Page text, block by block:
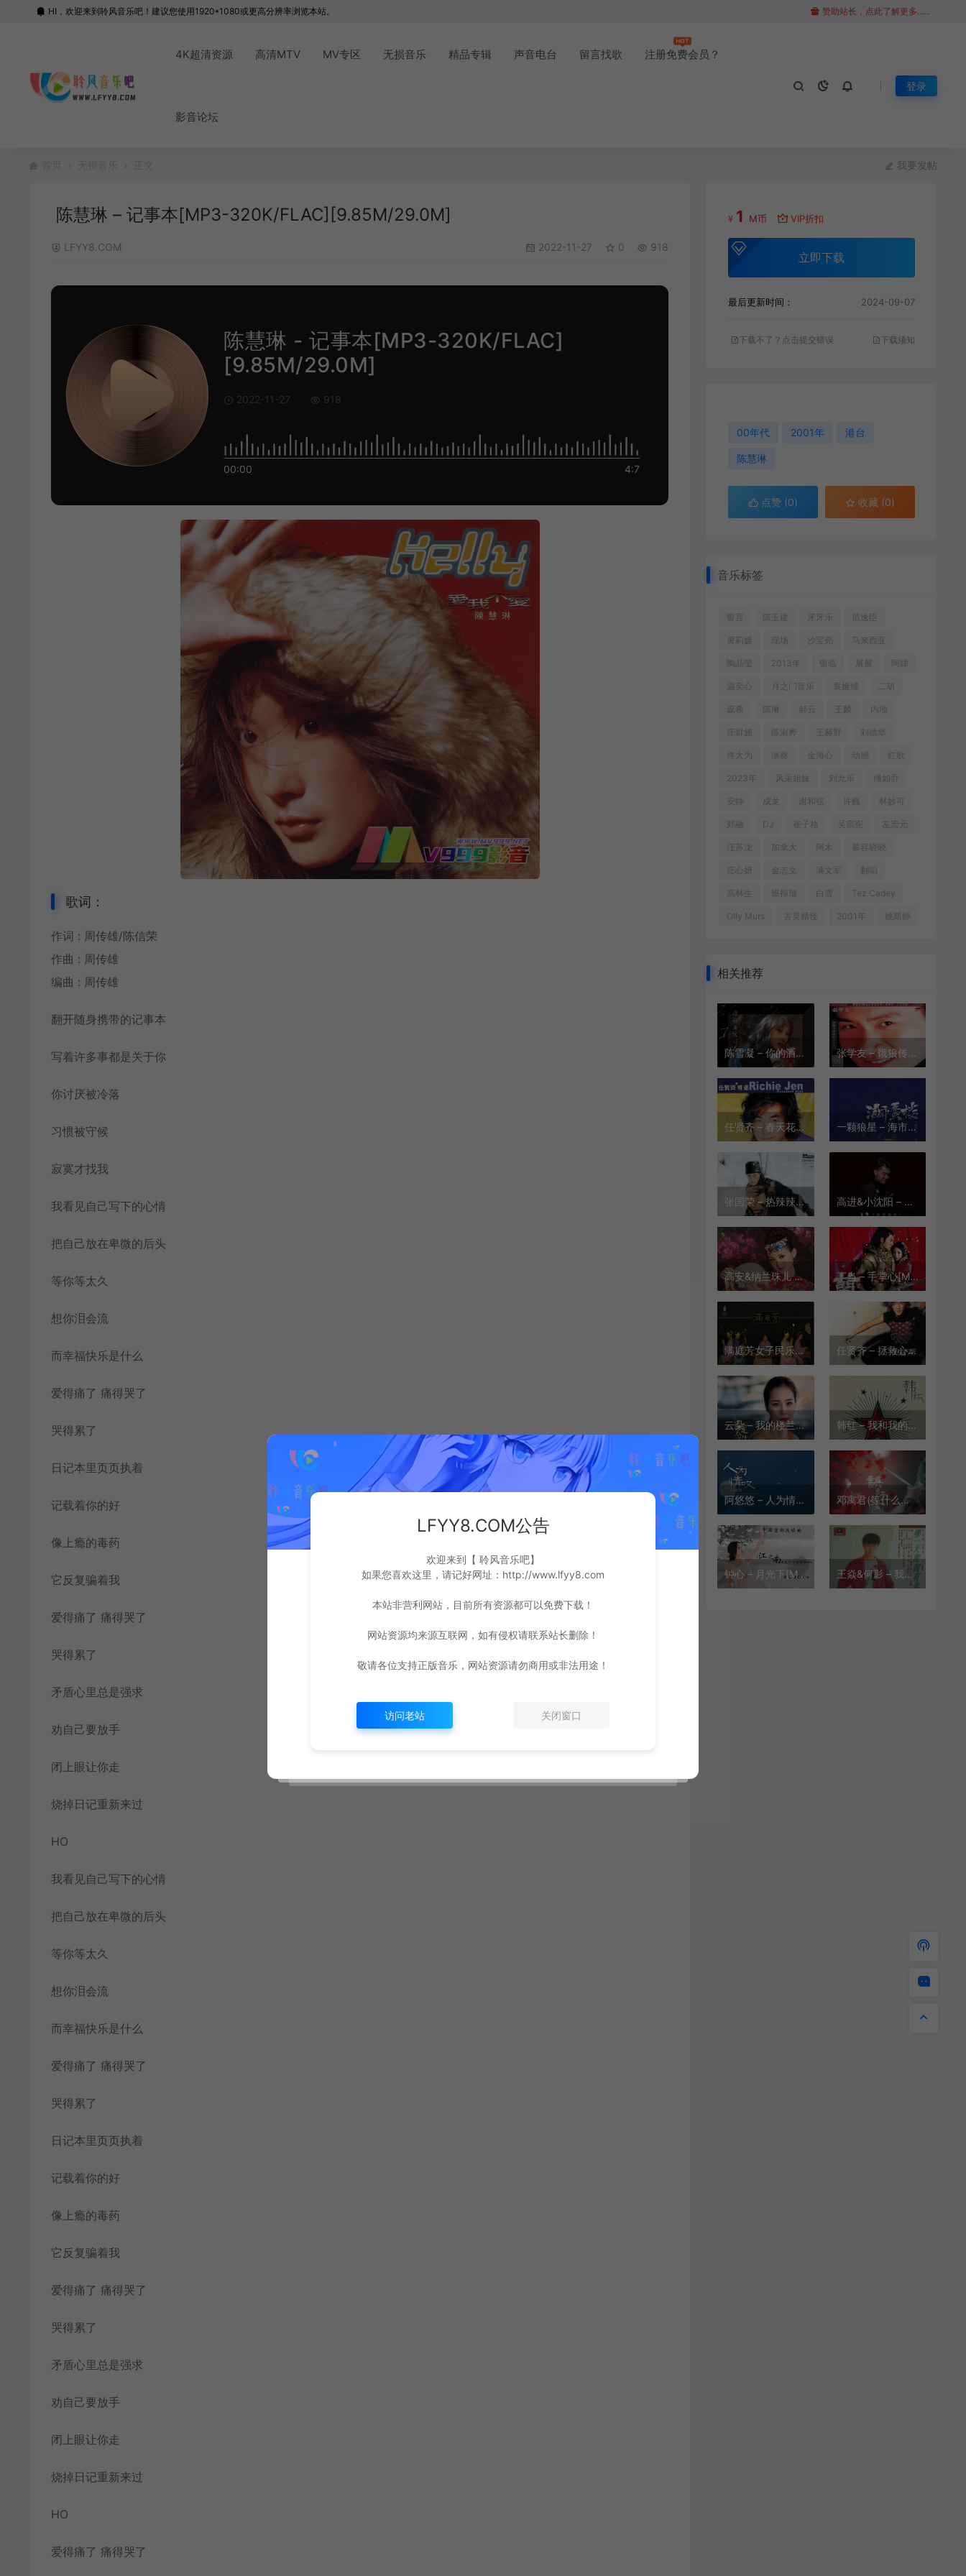
HI，欢迎来到聆风音乐吧！建议您使用1920*1080或更高分辨率浏览本站。 赞助站长，点此了解更多......
4K超清资源 高清MTV MV专区 无损音乐 精品专辑 声音电台 留言找歌 注册免费会员？
影音论坛
登录
我要发帖
陈慧琳 – 记事本[MP3-320K/FLAC][9.85M/29.0M]
LFYY8.COM 2022-11-27 0 918
陈慧琳 - 记事本[MP3-320K/FLAC]
[9.85M/29.0M]
2022-11-27 918
00:00 4:7
歌词：
作词 : 周传雄/陈信荣
作曲 : 周传雄
编曲 : 周传雄
翻开随身携带的记事本
写着许多事都是关于你
你讨厌被冷落
习惯被守候
寂寞才找我
我看见自己写下的心情
把自己放在卑微的后头
等你等太久
想你泪会流
而幸福快乐是什么
爱得痛了 痛得哭了
哭得累了
日记本里页页执着
记载着你的好
像上瘾的毒药
它反复骗着我
爱得痛了 痛得哭了
哭得累了
矛盾心里总是强求
劝自己要放手
闭上眼让你走
烧掉日记重新来过
HO
我看见自己写下的心情
把自己放在卑微的后头
等你等太久
想你泪会流
而幸福快乐是什么
爱得痛了 痛得哭了
哭得累了
日记本里页页执着
记载着你的好
像上瘾的毒药
它反复骗着我
爱得痛了 痛得哭了
哭得累了
矛盾心里总是强求
劝自己要放手
闭上眼让你走
烧掉日记重新来过
HO
爱得痛了 痛得哭了
¥ 1 M币 VIP折扣
立即下载
最后更新时间： 2024-09-07
下载不了？点击提交错误 下载须知
00年代 2001年 港台
陈慧琳
点赞 (0) 收藏 (0)
音乐标签
誓言 陈玉建 牙牙乐 范逸臣
黄莉媛 现场 沙宝亮 马来西亚
陶晶莹 2013年 银临 阿肆
温奕心 月之门音乐 袁娅维 二胡
蕊希 陈琳 郝云 王麟 内地
庄群施 陈淑桦 王赫野 刘德华
佟大为 演奏 金海心 动感 红歌
2023年 风采姐妹 刘允乐 傅如乔
安静 成龙 谢和弦 许巍 林妙可
郑融 DJ 崔子格 吴宗宪 左宏元
汪苏泷 加拿大 阿木 慕容晓晓
庄心妍 金志文 满文军 翻唱
高林生 班得瑞 白雪 Tez Cadey
Olly Murs 古灵精怪 2001年 姚斯婷
相关推荐
陈雪凝 – 你的酒馆对我打了烊[MP3/FLAC][320K][9.7M/27.7M]
任贤齐 – 春天花会开[MP3-320K/FLAC][9.42M/28.8M] 一颗狼星 – 海市蜃楼[MP3-320K/FLAC][6.23M/25.3M]
张国荣 – 热辣辣[MP3/FLAC][320K][9.59M/25.0M] 高进&小沈阳 – 我的好兄弟[MP3-320K/FLAC][10.7M/30.3M]
高安&纳兰珠儿 – 花桥流水[MP3-320K/FLAC][8.57M/25.1M] 丁当 – 手掌心[MP3-320K/FLAC][10.1M/27.0M]
满庭芳女子民乐组 – 甜蜜蜜[MP3-320K/FLAC][9.62M/25.0M] 任贤齐 – 拯救心田[MP3-320K/FLAC][8.03M/24.6M]
云朵 – 我的楼兰[MP3-320K/FLAC][12.8M/37.3M] 韩红 – 我和我的祖国[MP3-320K/FLAC][9.76M/26.8M]
阿悠悠 – 人为情叹[MP3-320K/FLAC][9.96M/27.3M] 邓寓君(等什么君) – 误红妆[MP3-320K/FLAC/HIRES][8.45M/22.6M/40.7M]
钟心 – 月光下[MP3-320K/FLAC][8.88M/20.2M] 王焱&何影 – 我听过你的歌[MP3-320K/FLAC][9.29M/23.2M]
LFYY8.COM公告
欢迎来到【 聆风音乐吧】
如果您喜欢这里，请记好网址：http://www.lfyy8.com
本站非营利网站，目前所有资源都可以免费下载！
网站资源均来源互联网，如有侵权请联系站长删除！
敬请各位支持正版音乐，网站资源请勿商用或非法用途！
访问老站 关闭窗口